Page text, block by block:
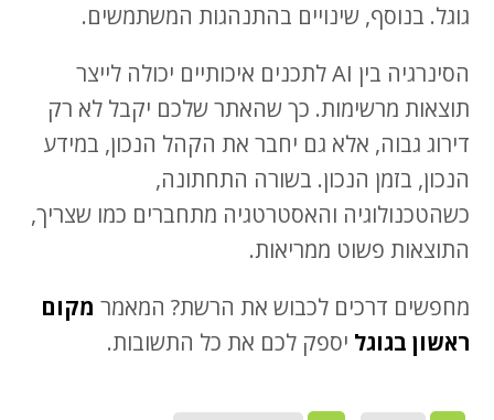
גוגל. בנוסף, שינויים בהתנהגות המשתמשים.
הסינרגיה בין AI לתכנים איכותיים יכולה לייצר
תוצאות מרשימות. כך שהאתר שלכם יקבל לא רק
דירוג גבוה, אלא גם יחבר את הקהל הנכון, במידע
הנכון, בזמן הנכון. בשורה התחתונה,
כשהטכנולוגיה והאסטרטגיה מתחברים כמו שצריך,
התוצאות פשוט ממריאות.
מחפשים דרכים לכבוש את הרשת? המאמר מקום
ראשון בגוגל יספק לכם את כל התשובות.